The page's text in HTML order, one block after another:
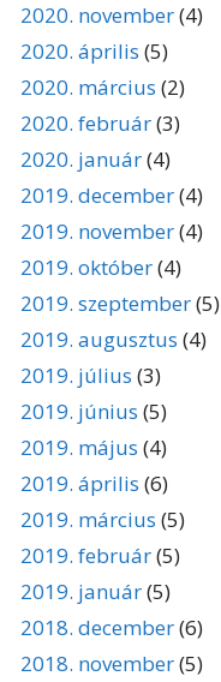
2020. november(4)
2020. április (5)
2020. március (2)
2020. február(3)
2020. január(4)
2019. december(4)
2019. november(4)
2019. október(4)
2019. szeptember(5)
2019. augusztus (4)
2019. július (3)
2019. június (5)
2019. május (4)
2019. április (6)
2019. március (5)
2019. február(5)
2019. január(5)
2018. december(6)
2018. november(5)